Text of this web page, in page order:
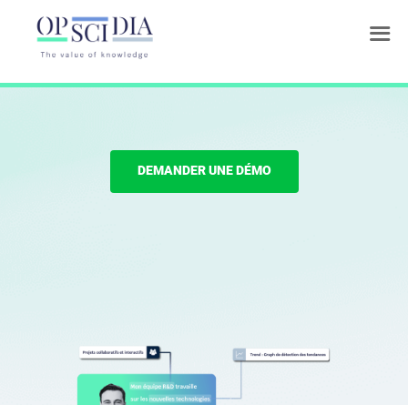
Une plateforme intelligente pour
DEMANDER UNE DÉMO